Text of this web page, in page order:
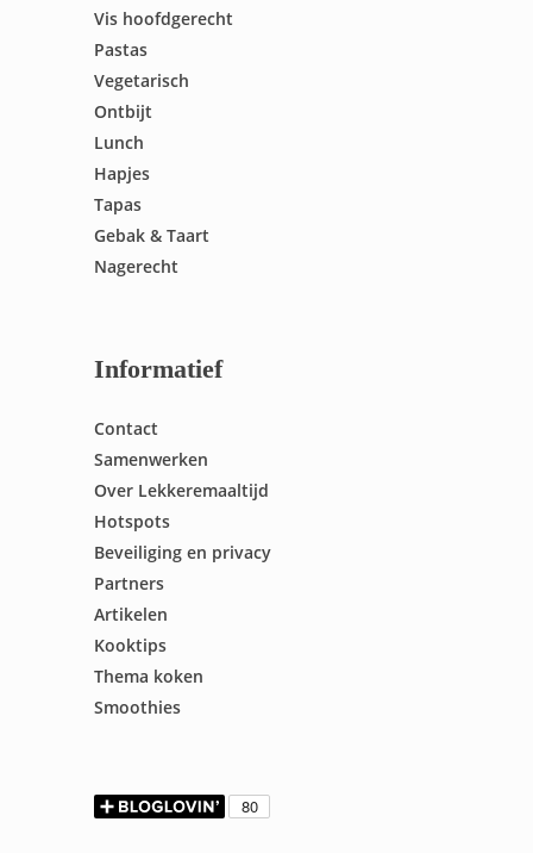
Vis hoofdgerecht
Pastas
Vegetarisch
Ontbijt
Lunch
Hapjes
Tapas
Gebak & Taart
Nagerecht
Informatief
Contact
Samenwerken
Over Lekkeremaaltijd
Hotspots
Beveiliging en privacy
Partners
Artikelen
Kooktips
Thema koken
Smoothies